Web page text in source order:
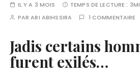
IL Y A 3 MOIS TEMPS DE LECTURE :
PARARI ABIHSSIRA 1 COMMENTAIRE
Jadis certains
furent exilés…